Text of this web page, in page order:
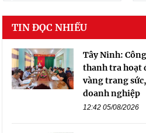
TIN ĐỌC NHIỀU
Tây Ninh:
thanh tra hoạt
vàng trang
doanh nghiệp
12:42 05/08/2026